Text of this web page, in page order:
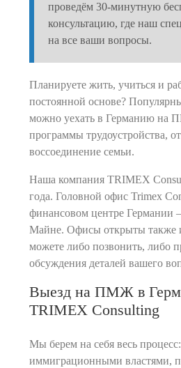
проведём 30-минутную
консультацию, где наш
на все ваши вопросы.
Планируете жить, учиться и
постоянной основе?
можно уехать в Германию на
программы трудоустройства,
воссоединение семьи.
Наша компания TRIMEX
года. Головной офис Trimex
финансовом центре
Майне. Офисы открыты также
можете либо позвонить, либо
обсуждения деталей вашего
Выезд на ПМЖ в
TRIMEX Consulting
Мы берем на себя весь
иммиграционными властями,